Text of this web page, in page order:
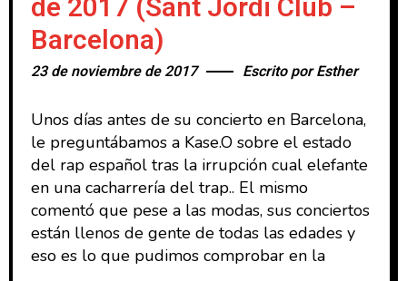
de 2017 (Sant Jordi Club –
Barcelona)
23 de noviembre de 2017 Escrito porEsther
Unos días antes de su concierto en Barcelona,
le preguntábamos a Kase.O sobre el estado
del rap español tras la irrupción cual elefante
en una cacharrería del trap.. El mismo
comentó que pese a las modas, sus conciertos
están llenos de gente de todas las edades y
eso es lo que pudimos comprobar en la